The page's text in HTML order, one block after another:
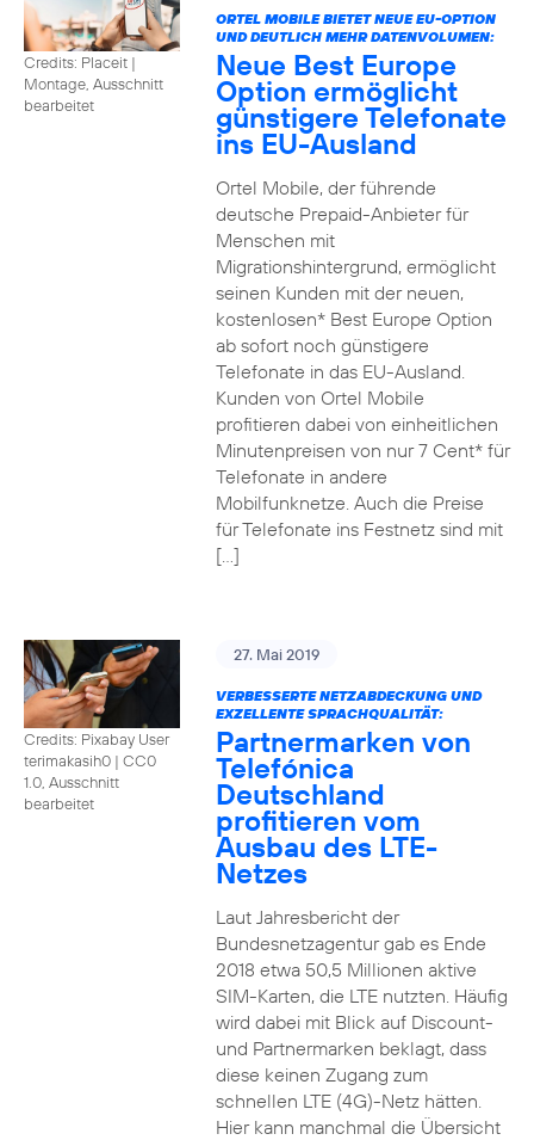
Credits: Placeit |
Montage, Ausschnitt
bearbeitet
ORTEL MOBILE BIETET NEUE EU-OPTION
UND DEUTLICH MEHR DATENVOLUMEN:
Neue Best Europe
Option ermöglicht
günstigere Telefonate
ins EU-Ausland
Ortel Mobile, der führende
deutsche Prepaid-Anbieter für
Menschen mit
Migrationshintergrund, ermöglicht
seinen Kunden mit der neuen,
kostenlosen* Best Europe Option
ab sofort noch günstigere
Telefonate in das EU-Ausland.
Kunden von Ortel Mobile
profitieren dabei von einheitlichen
Minutenpreisen von nur 7 Cent* für
Telefonate in andere
Mobilfunknetze. Auch die Preise
für Telefonate ins Festnetz sind mit
[…]
Credits: Pixabay User
terimakasih0 | CC0
1.0, Ausschnitt
bearbeitet
27. Mai 2019
VERBESSERTE NETZABDECKUNG UND
EXZELLENTE SPRACHQUALITÄT:
Partnermarken von
Telefónica
Deutschland
profitieren vom
Ausbau des LTE-
Netzes
Laut Jahresbericht der
Bundesnetzagentur gab es Ende
2018 etwa 50,5 Millionen aktive
SIM-Karten, die LTE nutzten. Häufig
wird dabei mit Blick auf Discount-
und Partnermarken beklagt, dass
diese keinen Zugang zum
schnellen LTE (4G)-Netz hätten.
Hier kann manchmal die Übersicht